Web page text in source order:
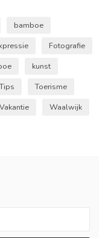
bamboe
Fotografie
kunst
Tips
Toerisme
Vakantie
Waalwijk